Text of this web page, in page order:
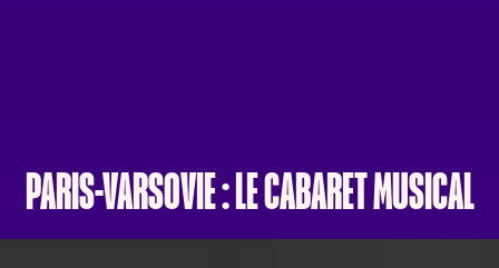
PARIS-VARSOVIE : LE CABARET MUSICAL